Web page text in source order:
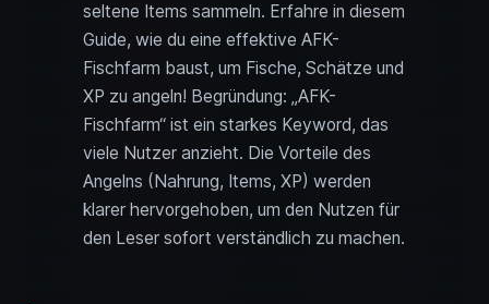
seltene Items sammeln. Erfahre in diesem
Guide, wie du eine effektive AFK-
Fischfarm baust, um Fische, Schätze und
XP zu angeln! Begründung: „AFK-
Fischfarm“ ist ein starkes Keyword, das
viele Nutzer anzieht. Die Vorteile des
Angelns (Nahrung, Items, XP) werden
klarer hervorgehoben, um den Nutzen für
den Leser sofort verständlich zu machen.